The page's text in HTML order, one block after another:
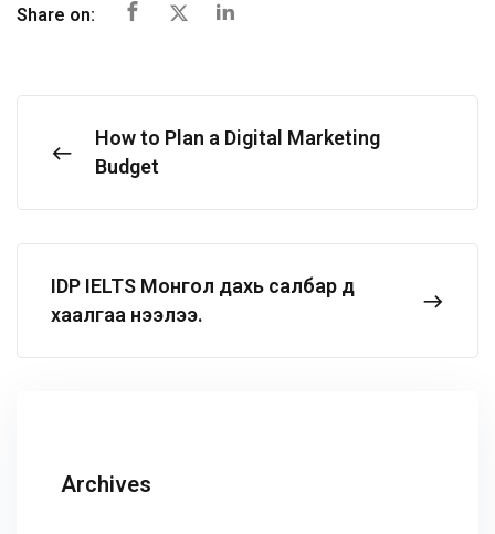
Share on:
How to Plan a Digital Marketing
Budget
IDP IELTS Монгол дахь салбар үүд
хаалгаа нээлээ.
Archives